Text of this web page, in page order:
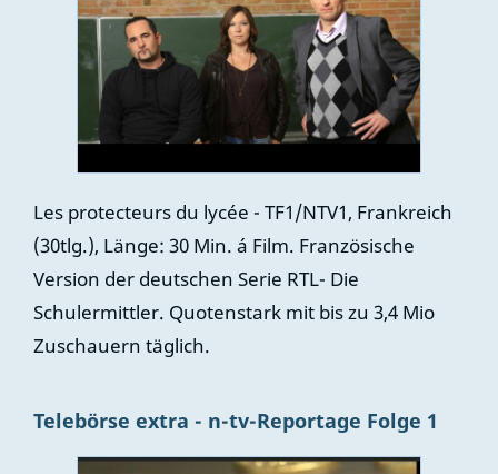
Les protecteurs du lycée - TF1/NTV1, Frankreich
(30tlg.), Länge: 30 Min. á Film. Französische
Version der deutschen Serie RTL- Die
Schulermittler. Quotenstark mit bis zu 3,4 Mio
Zuschauern täglich.
Telebörse extra - n-tv-Reportage Folge 1